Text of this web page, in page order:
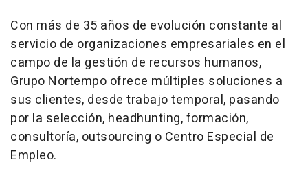
Con más de 35 años de evolución constante al
servicio de organizaciones empresariales en el
campo de la gestión de recursos humanos,
Grupo Nortempo ofrece múltiples soluciones a
sus clientes, desde trabajo temporal, pasando
por la selección, headhunting, formación,
consultoría, outsourcing o Centro Especial de
Empleo.